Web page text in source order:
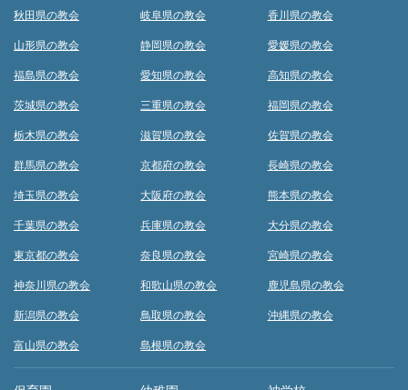
秋田県の教会
山形県の教会
福島県の教会
茨城県の教会
栃木県の教会
群馬県の教会
埼玉県の教会
千葉県の教会
東京都の教会
神奈川県の教会
新潟県の教会
富山県の教会
岐阜県の教会
静岡県の教会
愛知県の教会
三重県の教会
滋賀県の教会
京都府の教会
大阪府の教会
兵庫県の教会
奈良県の教会
和歌山県の教会
鳥取県の教会
島根県の教会
香川県の教会
愛媛県の教会
高知県の教会
福岡県の教会
佐賀県の教会
長崎県の教会
熊本県の教会
大分県の教会
宮崎県の教会
鹿児島県の教会
沖縄県の教会